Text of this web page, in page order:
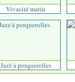
Vivacité matin
Jazz à porquerolles